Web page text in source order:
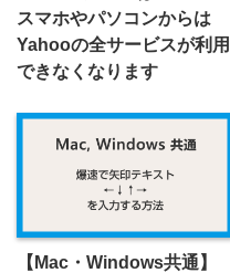
スマホやパソコンからは
Yahooの全サービスが利用
できなくなります
【Mac・Windows共通】